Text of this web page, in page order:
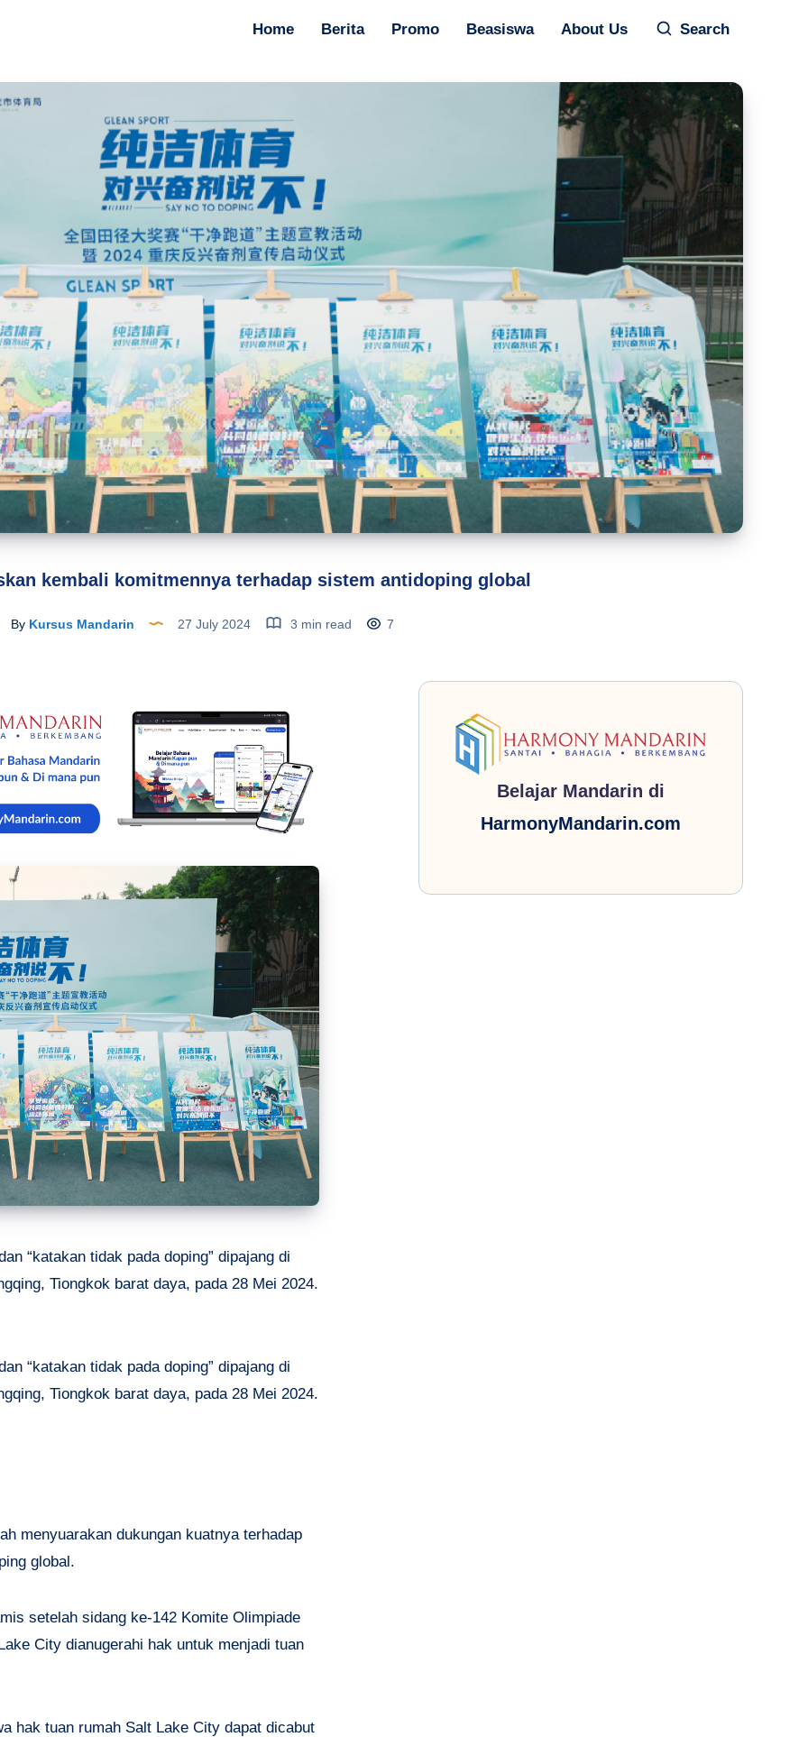
Home Berita Promo Beasiswa About Us Search
kembali komitmennya terhadap sistem antidoping global
ByKursus Mandarin 27 July 2024 3 min read 7
“katakan tidak pada doping” dipajang di
Tiongkok barat daya, pada 28 Mei 2024.
“katakan tidak pada doping” dipajang di
Tiongkok barat daya, pada 28 Mei 2024.
menyuarakan dukungan kuatnya terhadap
global.
setelah sidang ke-142 Komite Olimpiade
City dianugerahi hak untuk menjadi tuan
hak tuan rumah Salt Lake City dapat dicabut
Belajar Mandarin di
HarmonyMandarin.com